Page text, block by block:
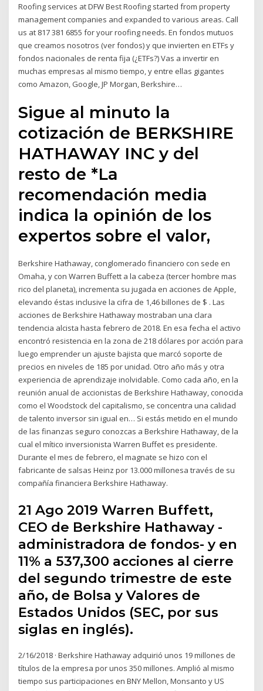
Roofing services at DFW Best Roofing started from property
management companies and expanded to various areas. Call
us at 817 381 6855 for your roofing needs. En fondos mutuos
que creamos nosotros (ver fondos) y que invierten en ETFs y
fondos nacionales de renta fija (¿ETFs?) Vas a invertir en
muchas empresas al mismo tiempo, y entre ellas gigantes
como Amazon, Google, JP Morgan, Berkshire…
Sigue al minuto la
cotización de BERKSHIRE
HATHAWAY INC y del
resto de *La
recomendación media
indica la opinión de los
expertos sobre el valor,
Berkshire Hathaway, conglomerado financiero con sede en
Omaha, y con Warren Buffett a la cabeza (tercer hombre mas
rico del planeta), incrementa su jugada en acciones de Apple,
elevando éstas inclusive la cifra de 1,46 billones de $ . Las
acciones de Berkshire Hathaway mostraban una clara
tendencia alcista hasta febrero de 2018. En esa fecha el activo
encontró resistencia en la zona de 218 dólares por acción para
luego emprender un ajuste bajista que marcó soporte de
precios en niveles de 185 por unidad. Otro año más y otra
experiencia de aprendizaje inolvidable. Como cada año, en la
reunión anual de accionistas de Berkshire Hathaway, conocida
como el Woodstock del capitalismo, se concentra una calidad
de talento inversor sin igual en… Si estás metido en el mundo
de las finanzas seguro conozcas a Berkshire Hathaway, de la
cual el mítico inversionista Warren Buffet es presidente.
Durante el mes de febrero, el magnate se hizo con el
fabricante de salsas Heinz por 13.000 millonesa través de su
compañía financiera Berkshire Hathaway.
21 Ago 2019 Warren Buffett,
CEO de Berkshire Hathaway -
administradora de fondos- y en
11% a 537,300 acciones al cierre
del segundo trimestre de este
año, de Bolsa y Valores de
Estados Unidos (SEC, por sus
siglas en inglés).
2/16/2018 · Berkshire Hathaway adquirió unos 19 millones de
títulos de la empresa por unos 350 millones. Amplió al mismo
tiempo sus participaciones en BNY Mellon, Monsanto y US